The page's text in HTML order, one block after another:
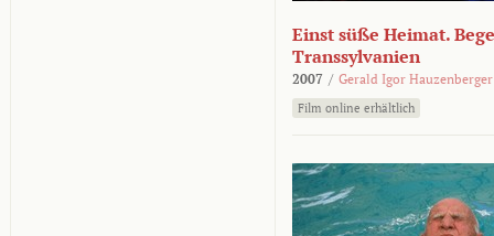
Einst süße Heimat.
Transsylvanien
2007 / Gerald Igor Hauzenberger
Film online erhältlich